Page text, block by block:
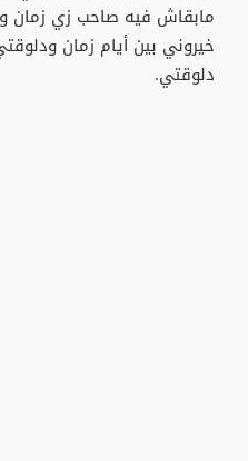
مابقاش فيه صاحب زي زمان
خيروني بين أيام زمان
دلوقتي.